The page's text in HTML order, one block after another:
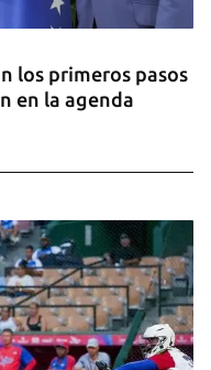
los primeros pasos
en la agenda